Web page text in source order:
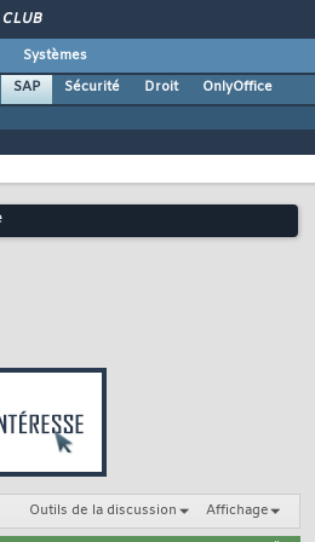
CLUB
Systèmes
SAP
Sécurité Droit OnlyOffice
Outils de la discussion Affichage